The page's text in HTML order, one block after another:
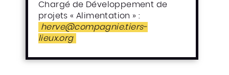
Chargé de Développement de
projets « Alimentation » :
herve@compagnie.tiers-
lieux.org